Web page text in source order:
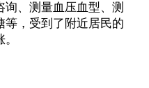
、测量血压血型、测
等，受到了附近居民的